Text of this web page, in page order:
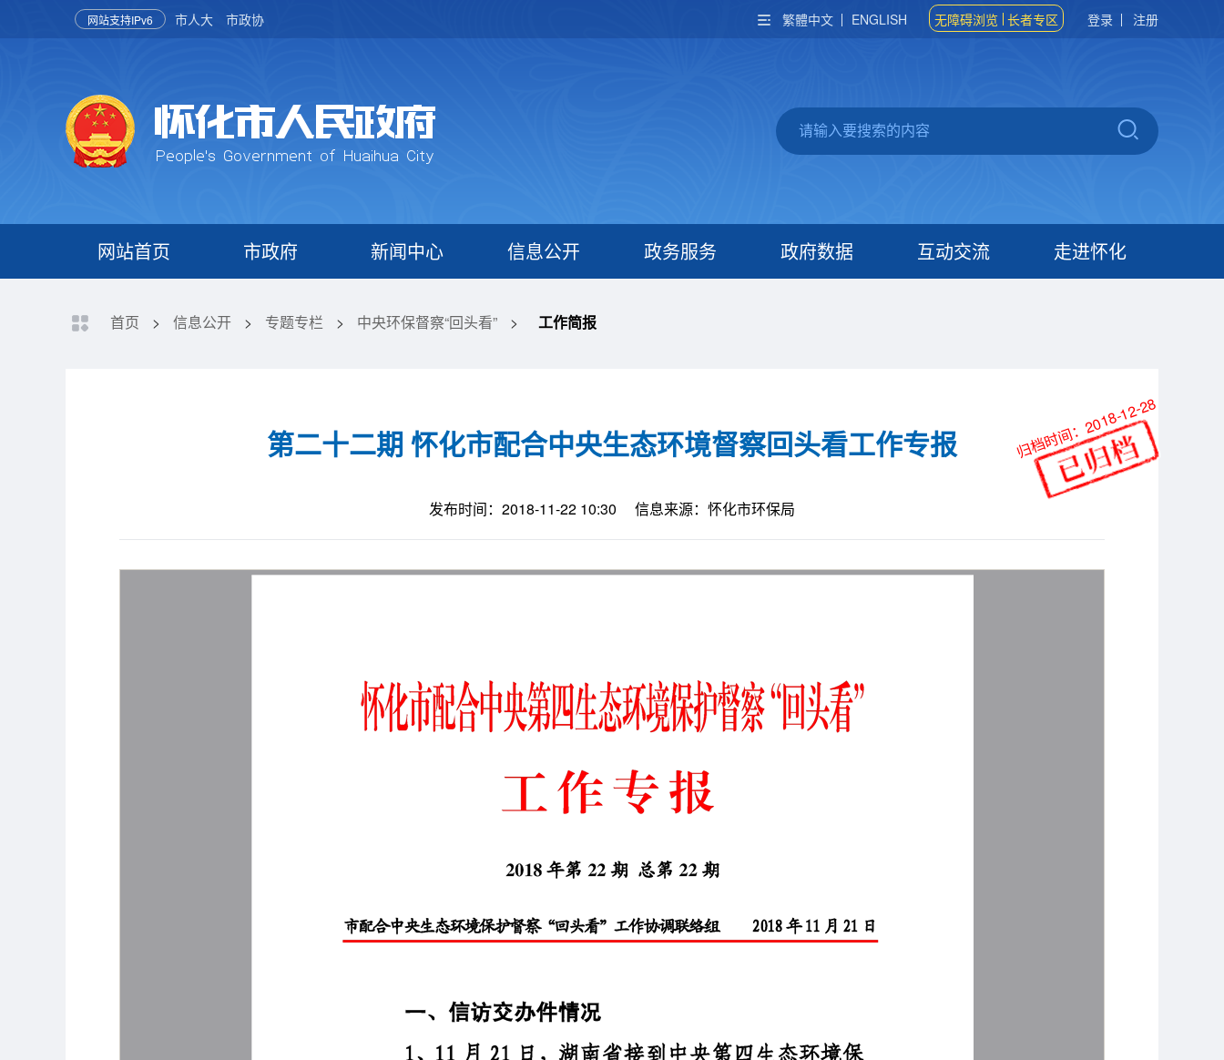
网站支持IPv6 市人大 市政协 繁體中文 ENGLISH 无障碍浏览 长者专区 登录 注册
网站首页 市政府 新闻中心 信息公开 政务服务 政府数据 互动交流 走进怀化
首页 > 信息公开 > 专题专栏 > 中央环保督察“回头看” > 工作简报
第二十二期 怀化市配合中央生态环境督察回头看工作专报
发布时间：2018-11-22 10:30 信息来源：怀化市环保局
归档时间：2018-12-28